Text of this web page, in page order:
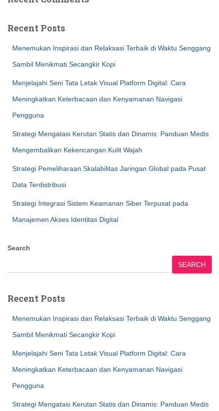
Recent Posts
Menemukan Inspirasi dan Relaksasi Terbaik di Waktu Senggang
Sambil Menikmati Secangkir Kopi
Menjelajahi Seni Tata Letak Visual Platform Digital: Cara
Meningkatkan Keterbacaan dan Kenyamanan Navigasi
Pengguna
Strategi Mengatasi Kerutan Statis dan Dinamis: Panduan Medis
Mengembalikan Kekencangan Kulit Wajah
Strategi Pemeliharaan Skalabilitas Jaringan Global pada Pusat
Data Terdistribusi
Strategi Integrasi Sistem Keamanan Siber Terpusat pada
Manajemen Akses Identitas Digital
Search
SEARCH
Recent Posts
Menemukan Inspirasi dan Relaksasi Terbaik di Waktu Senggang
Sambil Menikmati Secangkir Kopi
Menjelajahi Seni Tata Letak Visual Platform Digital: Cara
Meningkatkan Keterbacaan dan Kenyamanan Navigasi
Pengguna
Strategi Mengatasi Kerutan Statis dan Dinamis: Panduan Medis